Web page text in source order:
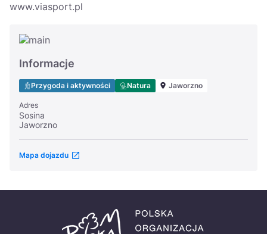
www.viasport.pl
Informacje
Przygoda i aktywności Natura Jaworzno
Adres
Sosina
Jaworzno
Mapa dojazdu